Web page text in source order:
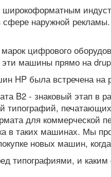
широкоформатным
наружной
цифрового
машины прямо на
HP была встречена на
- знаковый этап в
типографий,
для коммерческой
в таких машинах. Мы
новых машин,
типографиями, и